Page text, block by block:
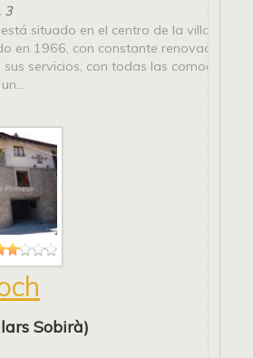
3
está situado en el centro de la villa de
en 1966, con constante renovación y
servicios, con todas las
Sobirà)